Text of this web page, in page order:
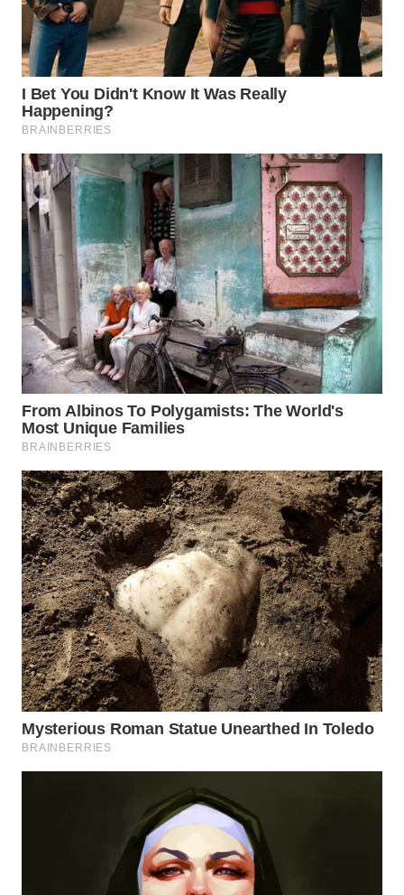
PADANG
LAWAS
WN
SUMEDANG
CIANJUR
WN
KEPULAUAN
SERIBU
WN
TANGERANG
WN
BINJAI
WN
CIREBON
WN
INDRAMAYU
WN
KUNINGAN
WN
MAJALENGKA
WN
SUBANG